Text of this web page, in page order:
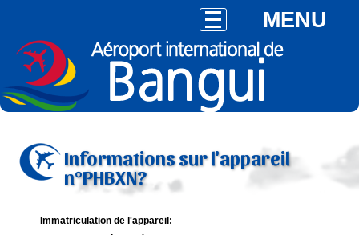
MENU
Informations sur l'appareil
n°PHBXN?
Immatriculation de l'appareil: